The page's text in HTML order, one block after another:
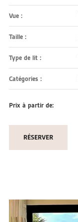
Vue :
Taille :
Type de lit :
Catégories :
Prix à partir de:
RÉSERVER